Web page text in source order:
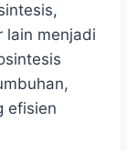
lain menjadi
efisien